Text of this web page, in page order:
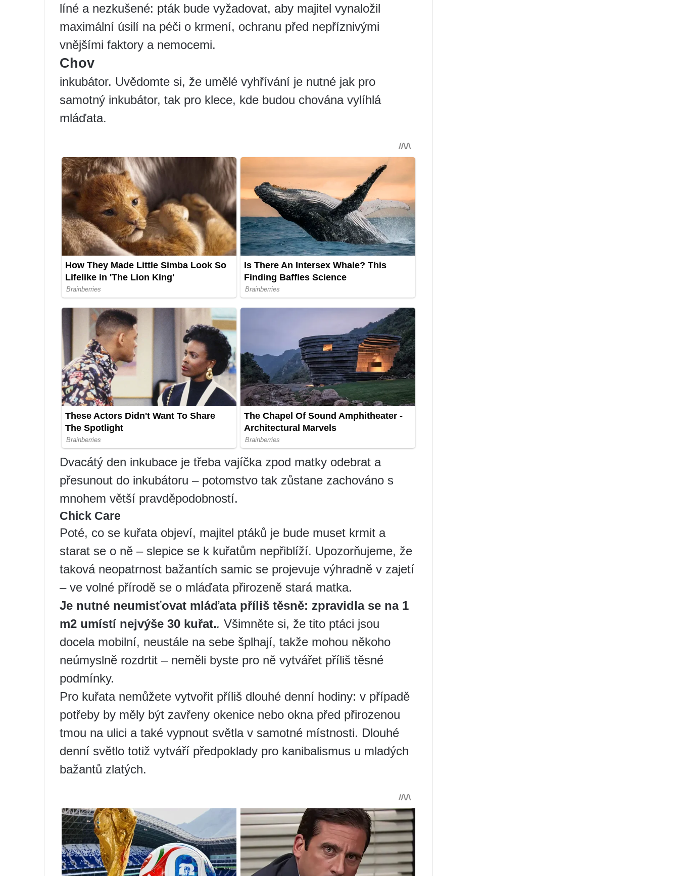
líné a nezkušené: pták bude vyžadovat, aby majitel vynaložil
maximální úsilí na péči o krmení, ochranu před nepříznivými
vnějšími faktory a nemocemi.
Chov
inkubátor. Uvědomte si, že umělé vyhřívání je nutné jak pro
samotný inkubátor, tak pro klece, kde budou chována vylíhlá
mláďata.
Dvacátý den inkubace je třeba vajíčka zpod matky odebrat a
přesunout do inkubátoru – potomstvo tak zůstane zachováno s
mnohem větší pravděpodobností.
Chick Care
Poté, co se kuřata objeví, majitel ptáků je bude muset krmit a
starat se o ně – slepice se k kuřatům nepřiblíží. Upozorňujeme, že
taková neopatrnost bažantích samic se projevuje výhradně v zajetí
– ve volné přírodě se o mláďata přirozeně stará matka.
Je nutné neumisťovat mláďata příliš těsně: zpravidla se na 1
m2 umístí nejvýše 30 kuřat.. Všimněte si, že tito ptáci jsou
docela mobilní, neustále na sebe šplhají, takže mohou někoho
neúmyslně rozdrtit – neměli byste pro ně vytvářet příliš těsné
podmínky.
Pro kuřata nemůžete vytvořit příliš dlouhé denní hodiny: v případě
potřeby by měly být zavřeny okenice nebo okna před přirozenou
tmou na ulici a také vypnout světla v samotné místnosti. Dlouhé
denní světlo totiž vytváří předpoklady pro kanibalismus u mladých
bažantů zlatých.